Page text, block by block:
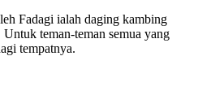
Fadagi ialah daging kambing
teman-teman semua yang
tempatnya.